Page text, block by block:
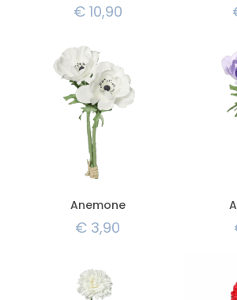
€10,90
Anemone
€ 3,90